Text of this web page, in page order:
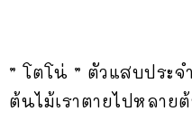
” โตโน่ ” ตัวแสบประ
ต้นไม้เราตายไปหลาย